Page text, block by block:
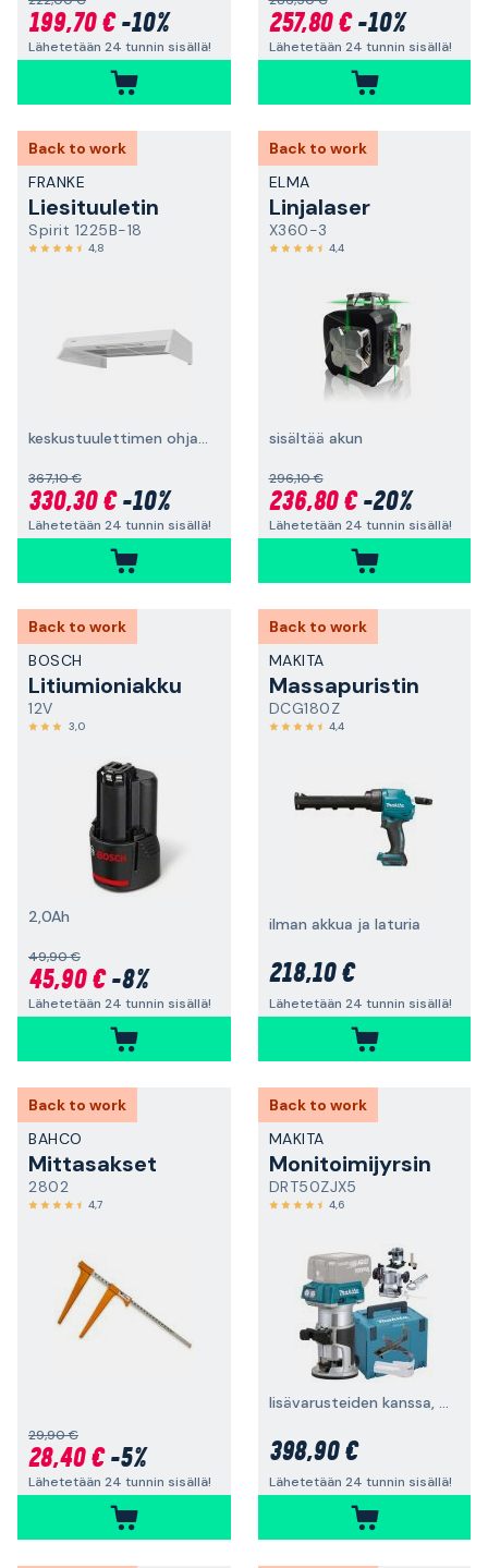
199,70 €-10%
Lähetetään 24 tunnin sisällä!
257,80 €-10%
Lähetetään 24 tunnin sisällä!
Back to work
FRANKE
Liesituuletin
Spirit 1225B-18
4,8
keskustuulettimen ohjaus, matala
367,10 €
330,30 €-10%
Lähetetään 24 tunnin sisällä!
Back to work
ELMA
Linjalaser
X360-3
4,4
sisältää akun
296,10 €
236,80 €-20%
Lähetetään 24 tunnin sisällä!
Back to work
BOSCH
Litiumioniakku
12V
3,0
2,0Ah
49,90 €
45,90 €-8%
Lähetetään 24 tunnin sisällä!
Back to work
MAKITA
Massapuristin
DCG180Z
4,4
ilman akkua ja laturia
218,10 €
Lähetetään 24 tunnin sisällä!
Back to work
BAHCO
Mittasakset
2802
4,7
29,90 €
28,40 €-5%
Lähetetään 24 tunnin sisällä!
Back to work
MAKITA
Monitoimijyrsin
DRT50ZJX5
4,6
lisävarusteiden kanssa, ilman akkua ja laturia
398,90 €
Lähetetään 24 tunnin sisällä!